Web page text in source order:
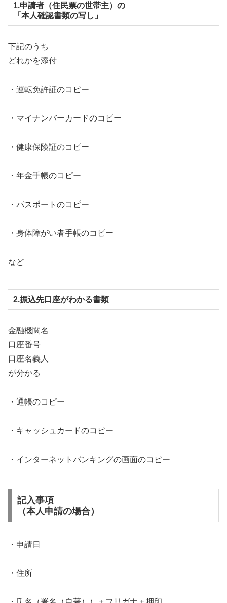
1.申請者（住民票の世帯主）の
「本人確認書類の写し」
下記のうち
どれかを添付
・運転免許証のコピー
・マイナンバーカードのコピー
・健康保険証のコピー
・年金手帳のコピー
・パスポートのコピー
・身体障がい者手帳のコピー
など
2.振込先口座がわかる書類
金融機関名
口座番号
口座名義人
が分かる
・通帳のコピー
・キャッシュカードのコピー
・インターネットバンキングの画面のコピー
記入事項
（本人申請の場合）
・申請日
・住所